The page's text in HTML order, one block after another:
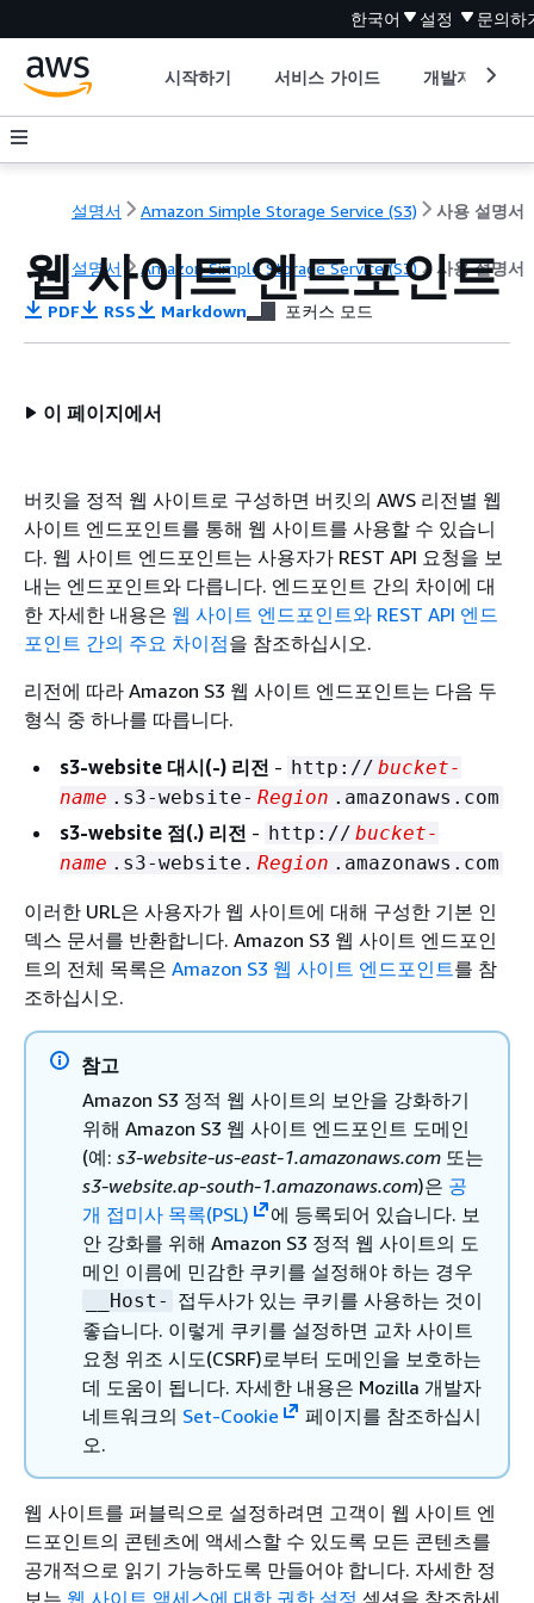
한국어 설정 문의하
시작하기 서비스 가이드 개발자 도구
설명서 Amazon Simple Storage Service (S3) 사용 설명서
설명서 Amazon Simple Storage Service (S3) 사용 설명서
웹 사이트 엔드포인트
PDF RSS Markdown 포커스 모드
이 페이지에서
버킷을 정적 웹 사이트로 구성하면 버킷의 AWS 리전별 웹
사이트 엔드포인트를 통해 웹 사이트를 사용할 수 있습니
다. 웹 사이트 엔드포인트는 사용자가 REST API 요청을 보
내는 엔드포인트와 다릅니다. 엔드포인트 간의 차이에 대
한 자세한 내용은 웹 사이트 엔드포인트와 REST API 엔드
포인트 간의 주요 차이점을 참조하십시오.
리전에 따라 Amazon S3 웹 사이트 엔드포인트는 다음 두
형식 중 하나를 따릅니다.
s3-website 대시(-) 리전 ‐ http:// bucket-
name .s3-website- Region .amazonaws.com
s3-website 점(.) 리전 ‐ http:// bucket-
name .s3-website. Region .amazonaws.com
이러한 URL은 사용자가 웹 사이트에 대해 구성한 기본 인
덱스 문서를 반환합니다. Amazon S3 웹 사이트 엔드포인
트의 전체 목록은 Amazon S3 웹 사이트 엔드포인트를 참
조하십시오.
참고
Amazon S3 정적 웹 사이트의 보안을 강화하기
위해 Amazon S3 웹 사이트 엔드포인트 도메인
(예: s3-website-us-east-1.amazonaws.com 또는
s3-website.ap-south-1.amazonaws.com)은 공
개 접미사 목록(PSL)
에 등록되어 있습니다. 보
안 강화를 위해 Amazon S3 정적 웹 사이트의 도
메인 이름에 민감한 쿠키를 설정해야 하는 경우
__Host- 접두사가 있는 쿠키를 사용하는 것이
좋습니다. 이렇게 쿠키를 설정하면 교차 사이트
요청 위조 시도(CSRF)로부터 도메인을 보호하는
데 도움이 됩니다. 자세한 내용은 Mozilla 개발자
네트워크의 Set-Cookie
페이지를 참조하십시
오.
웹 사이트를 퍼블릭으로 설정하려면 고객이 웹 사이트 엔
드포인트의 콘텐츠에 액세스할 수 있도록 모든 콘텐츠를
공개적으로 읽기 가능하도록 만들어야 합니다. 자세한 정
보는 웹 사이트 액세스에 대한 권한 설정 섹션을 참조하세